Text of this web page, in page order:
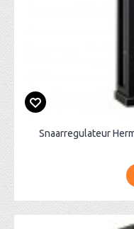
Snaarregulateur